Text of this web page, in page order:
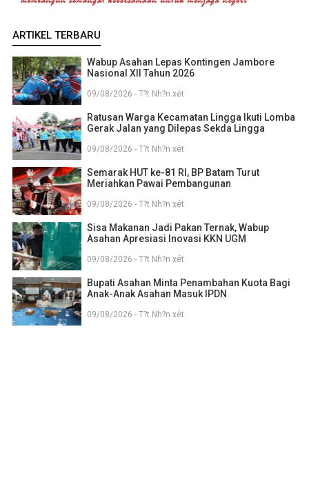
ARTIKEL TERBARU
Wabup Asahan Lepas Kontingen Jambore
Nasional XII Tahun 2026
09/08/2026 - T?t Nh?n xét
Ratusan Warga Kecamatan Lingga Ikuti Lomba
Gerak Jalan yang Dilepas Sekda Lingga
09/08/2026 - T?t Nh?n xét
Semarak HUT ke-81 RI, BP Batam Turut
Meriahkan Pawai Pembangunan
09/08/2026 - T?t Nh?n xét
Sisa Makanan Jadi Pakan Ternak, Wabup
Asahan Apresiasi Inovasi KKN UGM
09/08/2026 - T?t Nh?n xét
Bupati Asahan Minta Penambahan Kuota Bagi
Anak-Anak Asahan Masuk IPDN
09/08/2026 - T?t Nh?n xét